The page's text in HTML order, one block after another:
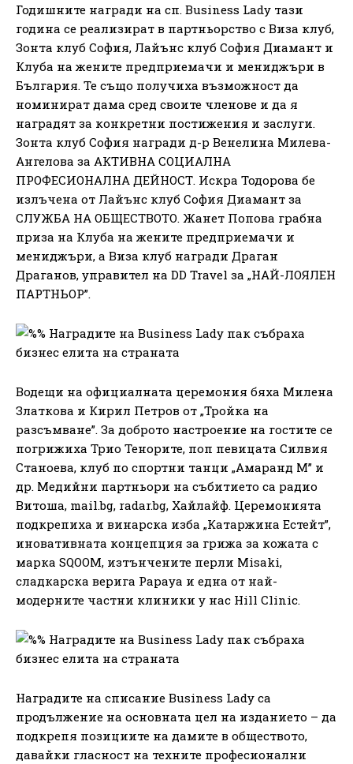
Годишните награди на сп. Business Lady тази
година се реализират в партньорство с Виза клуб,
Зонта клуб София, Лайънс клуб София Диамант и
Клуба на жените предприемачи и мениджъри в
България. Те също получиха възможност да
номинират дама сред своите членове и да я
наградят за конкретни постижения и заслуги.
Зонта клуб София награди д-р Венелина Милева-
Ангелова за АКТИВНА СОЦИАЛНА
ПРОФЕСИОНАЛНА ДЕЙНОСТ. Искра Тодорова бе
излъчена от Лайънс клуб София Диамант за
СЛУЖБА НА ОБЩЕСТВОТО. Жанет Попова грабна
приза на Клуба на жените предприемачи и
мениджъри, а Виза клуб награди Драган
Драганов, управител на DD Travel за „НАЙ-ЛОЯЛЕН
ПАРТНЬОР”.
Водещи на официалната церемония бяха Милена
Златкова и Кирил Петров от „Тройка на
разсъмване”. За доброто настроение на гостите се
погрижиха Трио Тенорите, поп певицата Силвия
Станоева, клуб по спортни танци „Амаранд М” и
др. Медийни партньори на събитието са радио
Витоша, mail.bg, radar.bg, Хайлайф. Церемонията
подкрепиха и винарска изба „Катаржина Естейт”,
иновативната концепция за грижа за кожата с
марка SQOOM, изтънчените перли Misaki,
сладкарска верига Papaya и една от най-
модерните частни клиники у нас Hill Clinic.
Наградите на списание Business Lady са
продължение на основната цел на изданието – да
подкрепя позициите на дамите в обществото,
давайки гласност на техните професионални